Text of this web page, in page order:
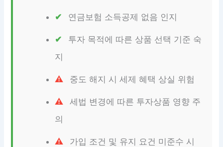
연금보험 소득공제 없음 인지
투자 목적에 따른 상품 선택 기준 숙
지
중도 해지 시 세제 혜택 상실 위험
세법 변경에 따른 투자상품 영향 주
의
가입 조건 및 유지 요건 미준수 시